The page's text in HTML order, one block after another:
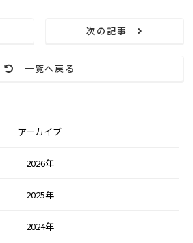
一覧へ戻る
次の記事
アーカイブ
2026年
2025年
2024年